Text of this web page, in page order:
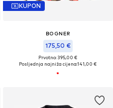
KUPON
BOGNER
175,50 €
Prvotno: 395,00 €
Posljednja najniža cijena:141,00 €